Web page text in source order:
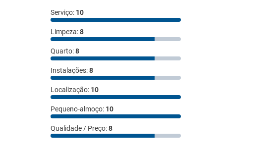
Serviço: 10
Limpeza:8
Quarto:8
Instalações:8
Localização: 10
Pequeno-almoço: 10
Qualidade / Preço:8